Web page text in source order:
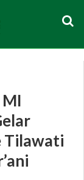
Tilawati